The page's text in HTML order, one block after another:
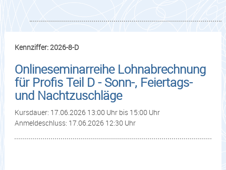
Kennziffer: 2026-8-D
Onlineseminarreihe Lohnabrechnung
für Profis Teil D - Sonn-, Feiertags-
und Nachtzuschläge
Kursdauer: 17.06.2026 13:00 Uhr bis 15:00 Uhr
Anmeldeschluss: 17.06.2026 12:30 Uhr